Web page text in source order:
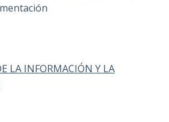
LA INFORMACIÓN Y LA